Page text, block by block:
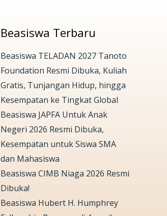
Beasiswa Terbaru
Beasiswa TELADAN 2027 Tanoto
Foundation Resmi Dibuka, Kuliah
Gratis, Tunjangan Hidup, hingga
Kesempatan ke Tingkat Global
Beasiswa JAPFA Untuk Anak
Negeri 2026 Resmi Dibuka,
Kesempatan untuk Siswa SMA
dan Mahasiswa
Beasiswa CIMB Niaga 2026 Resmi
Dibuka!
Beasiswa Hubert H. Humphrey